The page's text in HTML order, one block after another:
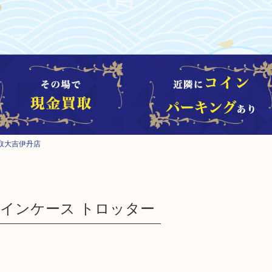
大吉伊丹店
ンケース トロッター